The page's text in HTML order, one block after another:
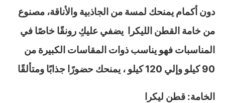
دون أكمام يمنحك لمسة من الجاذبية والأناقة، مصنوع
من خامة القطن الليكرا يضفي عليكِ رونقًا خاصًا في
المناسبات فهو يناسب ذوات المقاسات الكبيرة من
90 كيلو وإلي 120 كيلو ، يمنحك حضورًا جذابًا ومتألقًا
الخامة: قطن ليكرا